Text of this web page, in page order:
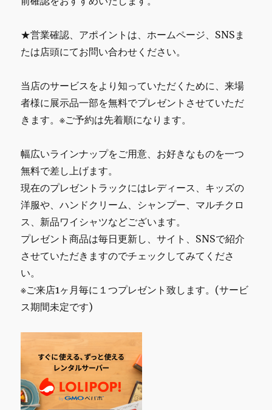
★営業確認、アポイントは、ホームページ、SNSま
たは店頭にてお問い合わせください。
当店のサービスをより知っていただくために、来場
者様に展示品一部を無料でプレゼントさせていただ
きます。※ご予約は先着順になります。
幅広いラインナップをご用意、お好きなものを一つ
無料で差し上げます。
現在のプレゼントラックにはレディース、キッズの
洋服や、ハンドクリーム、シャンプー、マルチクロ
ス、新品ワイシャツなどございます。
プレゼント商品は毎日更新し、サイト、SNSで紹介
させていただきますのでチェックしてみてくださ
い。
※ご来店1ヶ月毎に１つプレゼント致します。(サービ
ス期間未定です)